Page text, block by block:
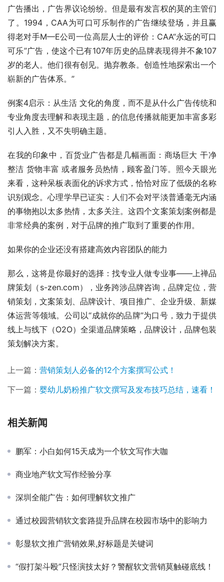
广告播出，广告界议论纷纷。但是最有发言权的莫的主管们
了。1994，CAA为可口可乐制作的广告继续登场，并且赢
得老对手M—E公司一位高层人士的评价：CAA“永远的可口
可乐”广告，使这个已有107年历史的品牌表现得并不象107
岁的老人。他们很有创见。抛弃教条。创造性地探索出一个
崭新的广告体系。”
例案4启示：从生活 文化的角度，而不是从什么广告传统和
专业角度去理解和表现主题，的信息传播就能更加丰富多彩
引人入胜，又不失明确主题。
在我的印象中，百货业广告都是几幅画面：商场巨大 干净
整洁 货物丰富 或者服务员热情，顾客盈门等。照今天眼光
来看，这种呆板表面化的诉求方式，恰恰对应了低级的名称
识别观念。心理学早已证实：人们不会对平淡普通毫无内涵
的事物抱以太多热情，太多关注。这四个文案策划案例都是
非常经典的案例，对于品牌的推广取到了重要的作用。
如果你的企业还没有搭建高效内容团队的能力
那么，这将是你最好的选择：找专业人做专业事——上禅品
牌策划（s-zen.com），业务跨涉品牌咨询，品牌定位，营
销策划，文案策划、品牌设计、项目推广、企业升级、新媒
体运营等领域。公司以“成就你的品牌”为口号，致力于提供
线上与线下（O2O）全渠道品牌策略，品牌设计，品牌包装
策划解决方案。
上一篇： 营销策划人必备的12个方案撰写公式！
下一篇： 婴幼儿奶粉推广软文撰写及发布技巧总结，速看！
相关新闻
鹏军：小白如何15天成为一个软文写作大咖
商业地产软文写作经验分享
深圳全能广告：如何理解软文推广
通过校园营销软文套路提升品牌在校园市场中的影响力
彰显软文推广营销效果,好标题是关键词
“假打架斗殴”只怪演技太好？警醒软文营销莫触碰底线！